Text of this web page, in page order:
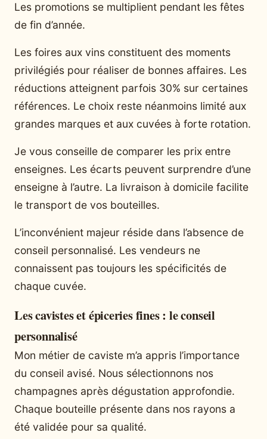
Les promotions se multiplient pendant les fêtes
de fin d’année.
Les foires aux vins constituent des moments
privilégiés pour réaliser de bonnes affaires. Les
réductions atteignent parfois 30% sur certaines
références. Le choix reste néanmoins limité aux
grandes marques et aux cuvées à forte rotation.
Je vous conseille de comparer les prix entre
enseignes. Les écarts peuvent surprendre d’une
enseigne à l’autre. La livraison à domicile facilite
le transport de vos bouteilles.
L’inconvénient majeur réside dans l’absence de
conseil personnalisé. Les vendeurs ne
connaissent pas toujours les spécificités de
chaque cuvée.
Les cavistes et épiceries fines : le conseil
personnalisé
Mon métier de caviste m’a appris l’importance
du conseil avisé. Nous sélectionnons nos
champagnes après dégustation approfondie.
Chaque bouteille présente dans nos rayons a
été validée pour sa qualité.